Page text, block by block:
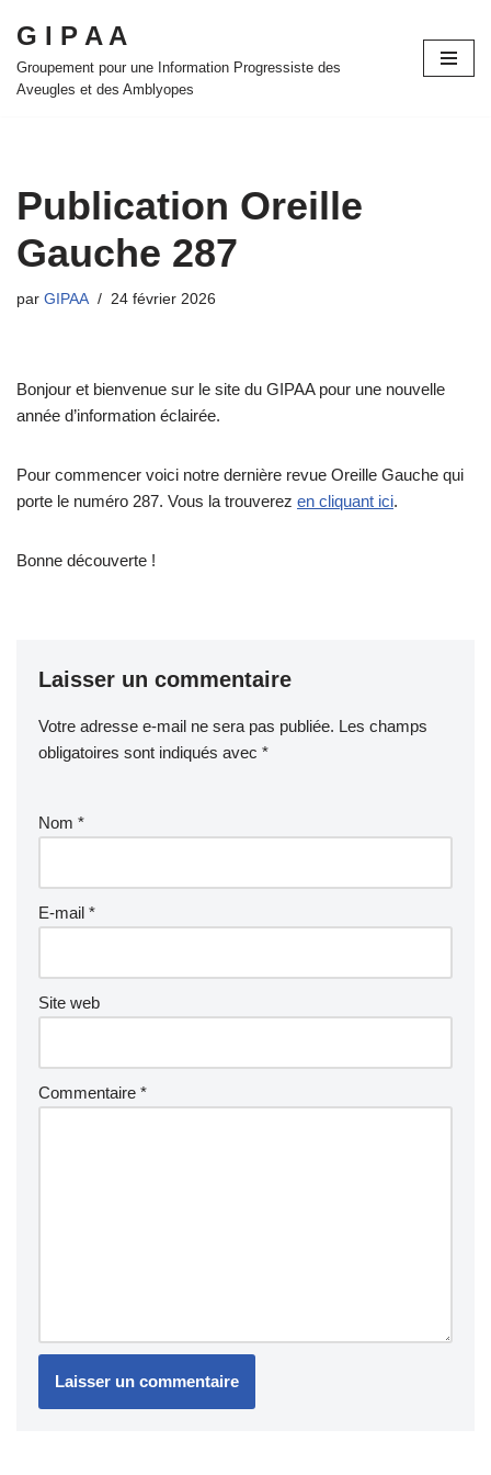
Aller
au
G I P A A
Groupement pour une Information Progressiste des
Aveugles et des Amblyopes
Publication Oreille
Gauche 287
par GIPAA 24 février 2026
Bonjour et bienvenue sur le site du GIPAA pour une nouvelle
année d’information éclairée.
Pour commencer voici notre dernière revue Oreille Gauche qui
porte le numéro 287. Vous la trouverez en cliquant ici.
Bonne découverte !
Laisser un commentaire
Votre adresse e-mail ne sera pas publiée. Les champs
obligatoires sont indiqués avec *
Nom *
E-mail *
Site web
Commentaire *